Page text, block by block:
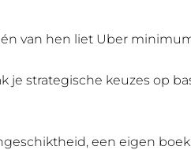
van hen liet Uber
je strategische keuzes op
een eigen